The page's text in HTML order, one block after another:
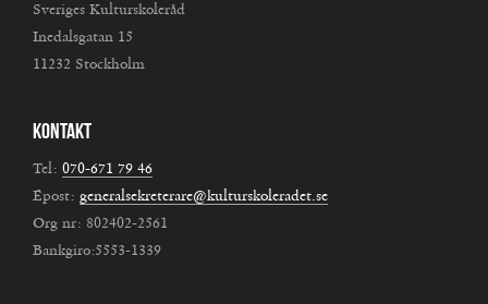
Sveriges Kulturskoleråd
Inedalsgatan 15
11232 Stockholm
Kontakt
Tel: 070-671 79 46
Epost: generalsekreterare@kulturskoleradet.se
Org nr: 802402-2561
Bankgiro:5553-1339